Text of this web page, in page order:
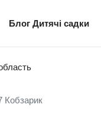
Блог Дитячі садки
Кобзарик